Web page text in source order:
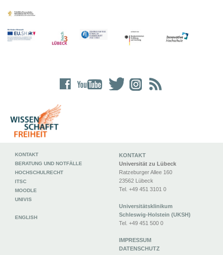
KONTAKT
Universität zu Lübeck
Ratzeburger Allee 160
23562 Lübeck
Tel. +49 451 3101 0
Universitätsklinikum
Schleswig-Holstein (UKSH)
Tel. +49 451 500 0
IMPRESSUM
DATENSCHUTZ
KONTAKT
BERATUNG UND NOTFÄLLE
HOCHSCHULRECHT
ITSC
MOODLE
UNIVIS
ENGLISH